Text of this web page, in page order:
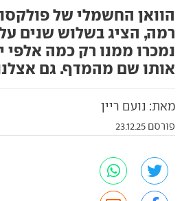
הוואן החשמלי של
רמה, הציג בשלוש שנים
נמכרו ממנו רק כמה אלפי
אותו שם מהמדף. גם
מאת: נועם ריין
פורסם 23.12.25